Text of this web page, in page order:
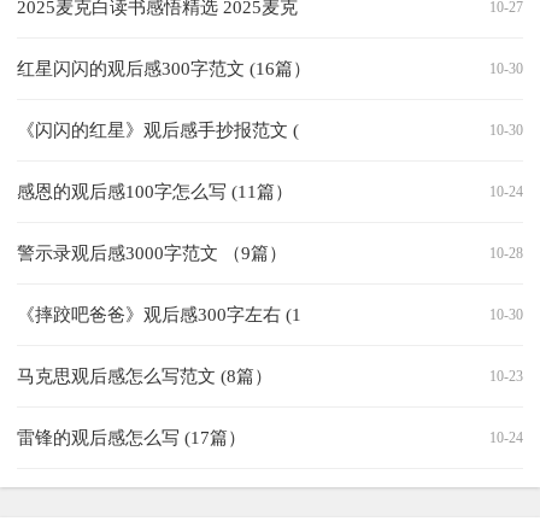
10-27
2025麦克白读书感悟精选 2025麦克
10-30
红星闪闪的观后感300字范文 (16篇）
10-30
《闪闪的红星》观后感手抄报范文 (
10-24
感恩的观后感100字怎么写 (11篇）
10-28
警示录观后感3000字范文 （9篇）
10-30
《摔跤吧爸爸》观后感300字左右 (1
10-23
马克思观后感怎么写范文 (8篇）
10-24
雷锋的观后感怎么写 (17篇）